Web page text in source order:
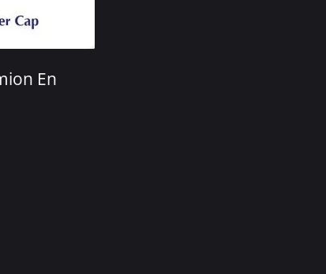
En